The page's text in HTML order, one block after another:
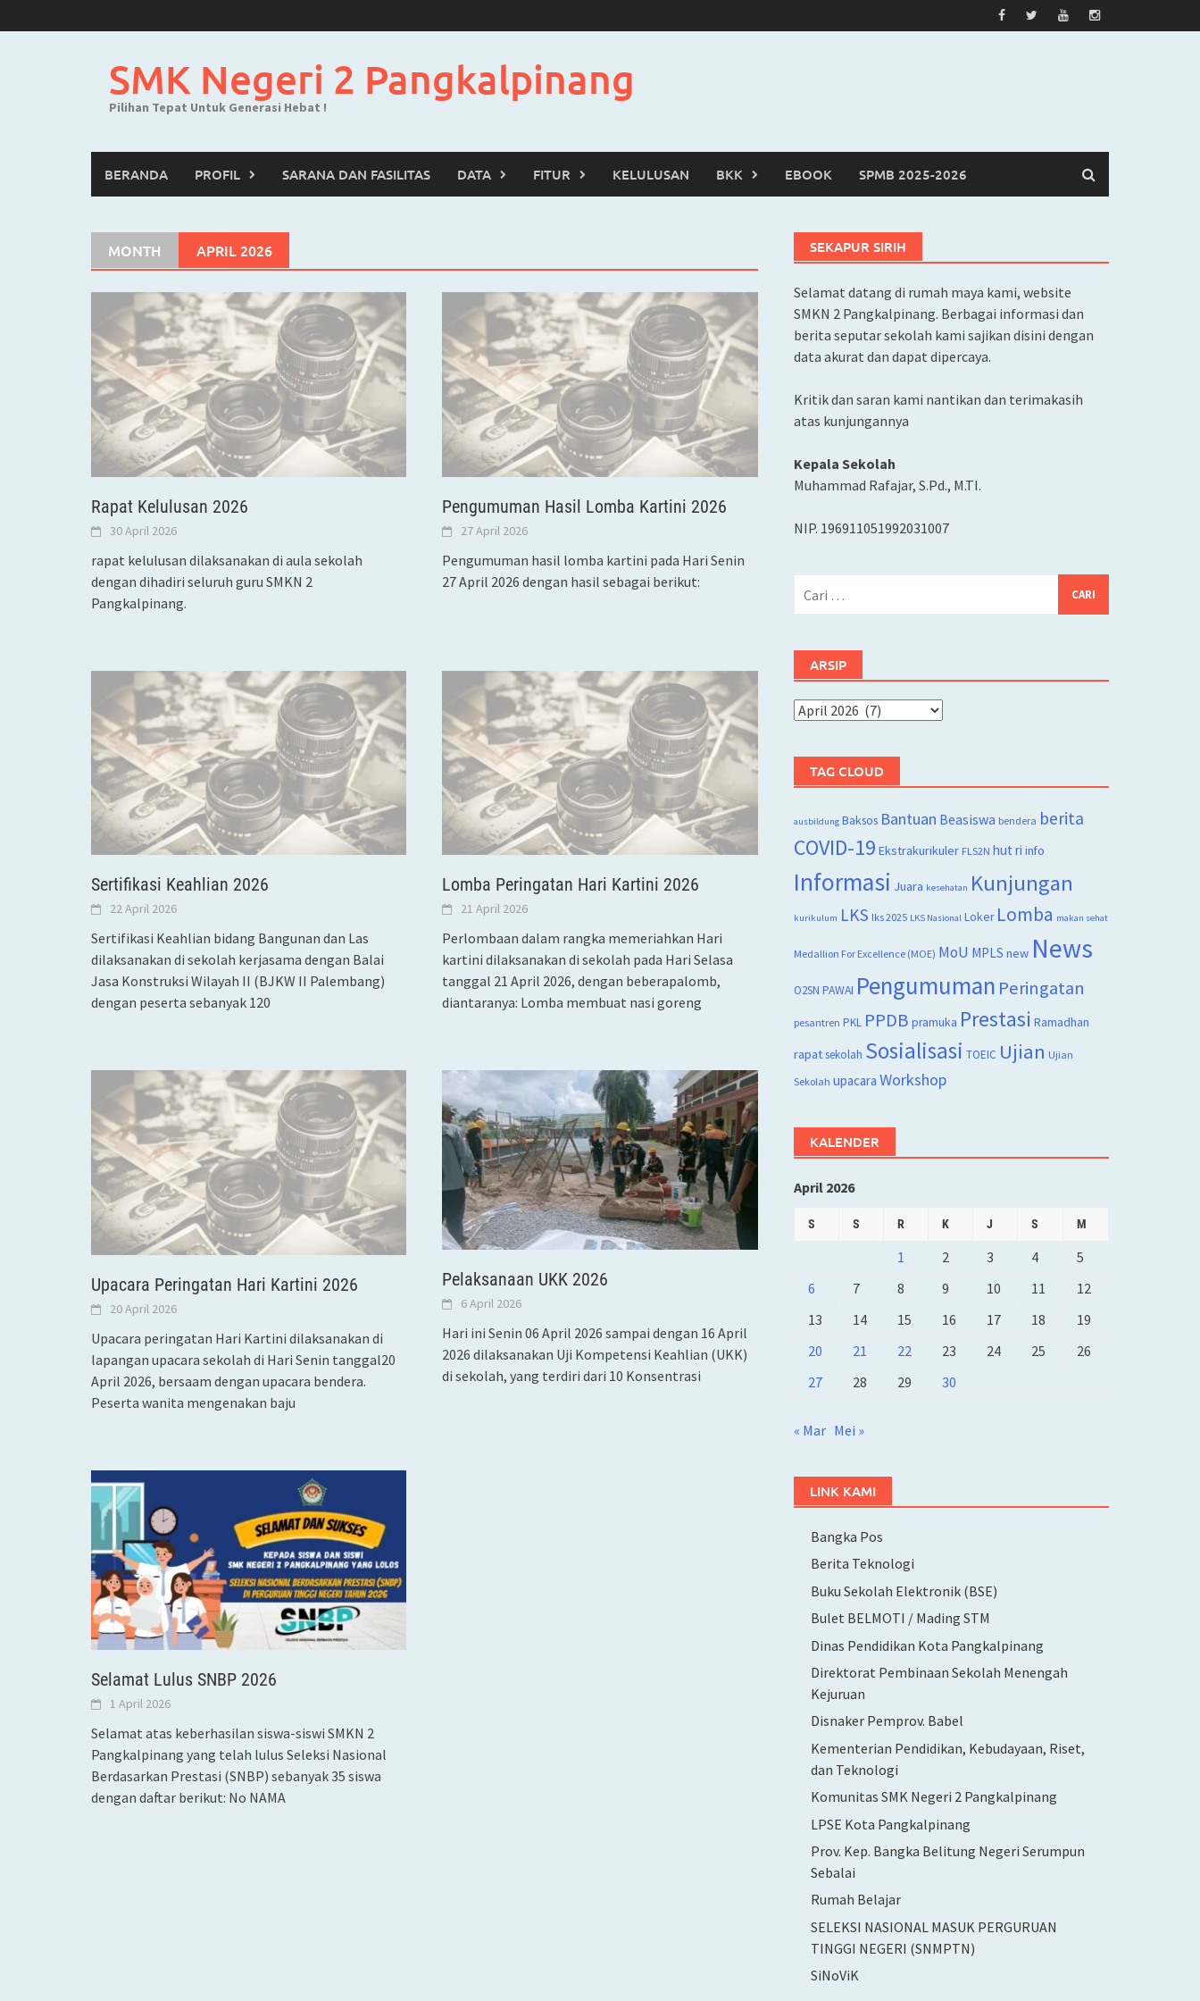
to
SMK Negeri 2 Pangkalpinang
Pilihan Tepat Untuk Generasi Hebat !
BERANDA PROFIL SARANA DAN FASILITAS DATA FITUR KELULUSAN BKK EBOOK SPMB 2025-2026
MONTH APRIL 2026
Rapat Kelulusan 2026
30 April 2026
rapat kelulusan dilaksanakan di aula sekolah
dengan dihadiri seluruh guru SMKN 2
Pangkalpinang.
Pengumuman Hasil Lomba Kartini 2026
27 April 2026
Pengumuman hasil lomba kartini pada Hari Senin
27 April 2026 dengan hasil sebagai berikut:
Sertifikasi Keahlian 2026
22 April 2026
Sertifikasi Keahlian bidang Bangunan dan Las
dilaksanakan di sekolah kerjasama dengan Balai
Jasa Konstruksi Wilayah II (BJKW II Palembang)
dengan peserta sebanyak 120
Lomba Peringatan Hari Kartini 2026
21 April 2026
Perlombaan dalam rangka memeriahkan Hari
kartini dilaksanakan di sekolah pada Hari Selasa
tanggal 21 April 2026, dengan beberapalomb,
diantaranya: Lomba membuat nasi goreng
Upacara Peringatan Hari Kartini 2026
20 April 2026
Upacara peringatan Hari Kartini dilaksanakan di
lapangan upacara sekolah di Hari Senin tanggal20
April 2026, bersaam dengan upacara bendera.
Peserta wanita mengenakan baju
Pelaksanaan UKK 2026
6 April 2026
Hari ini Senin 06 April 2026 sampai dengan 16 April
2026 dilaksanakan Uji Kompetensi Keahlian (UKK)
di sekolah, yang terdiri dari 10 Konsentrasi
Selamat Lulus SNBP 2026
1 April 2026
Selamat atas keberhasilan siswa-siswi SMKN 2
Pangkalpinang yang telah lulus Seleksi Nasional
Berdasarkan Prestasi (SNBP) sebanyak 35 siswa
dengan daftar berikut: No NAMA
SEKAPUR SIRIH
Selamat datang di rumah maya kami, website
SMKN 2 Pangkalpinang. Berbagai informasi dan
berita seputar sekolah kami sajikan disini dengan
data akurat dan dapat dipercaya.
Kritik dan saran kami nantikan dan terimakasih
atas kunjungannya
Kepala Sekolah
Muhammad Rafajar, S.Pd., M.TI.
NIP. 196911051992031007
ARSIP
Arsip
TAG CLOUD
ausbildung Baksos Bantuan Beasiswa bendera berita
COVID-19 Ekstrakurikuler FLS2N hut ri info
Informasi Juara kesehatan Kunjungan
kurikulum LKS lks 2025 LKS Nasional Loker Lomba makan sehat
Medallion For Excellence (MOE) MoU MPLS new News
O2SN PAWAI Pengumuman Peringatan
pesantren PKL PPDB pramuka Prestasi Ramadhan
rapatsekolah Sosialisasi TOEIC Ujian Ujian
Sekolah upacara Workshop
KALENDER
April 2026
S S R K J S M
1 2 3 4
5
6
7 8 9 10 11
12
13
14 15 16 17 18
19
20
21 22 23 24 25
26
27
28 29 30
« Mar Mei »
LINK KAMI
Bangka Pos
Berita Teknologi
Buku Sekolah Elektronik (BSE)
Bulet BELMOTI / Mading STM
Dinas Pendidikan Kota Pangkalpinang
Direktorat Pembinaan Sekolah Menengah
Kejuruan
Disnaker Pemprov. Babel
Kementerian Pendidikan, Kebudayaan, Riset,
dan Teknologi
Komunitas SMK Negeri 2 Pangkalpinang
LPSE Kota Pangkalpinang
Prov. Kep. Bangka Belitung Negeri Serumpun
Sebalai
Rumah Belajar
SELEKSI NASIONAL MASUK PERGURUAN
TINGGI NEGERI (SNMPTN)
SiNoViK